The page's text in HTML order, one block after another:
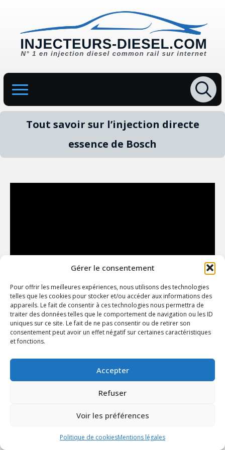
Gérer le consentement
Pour offrir les meilleures expériences, nous utilisons des technologies
telles que les cookies pour stocker et/ou accéder aux informations des
appareils. Le fait de consentir à ces technologies nous permettra de
traiter des données telles que le comportement de navigation ou les ID
uniques sur ce site. Le fait de ne pas consentir ou de retirer son
consentement peut avoir un effet négatif sur certaines caractéristiques
et fonctions.
Accepter
Refuser
Voir les préférences
Politique de cookiesMentions légales
Search
Tout savoir sur l’injection directe
essence de Bosch
Mentions légales | Politique de cookies | Rachat injecteurs
Copyright © 2015 – 2026 | AS DIESEL | Tous droits réservés